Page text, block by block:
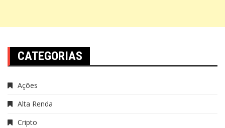
CATEGORIAS
Ações
Alta Renda
Cripto